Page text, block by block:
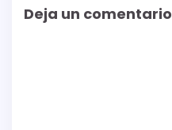
Deja un comentario